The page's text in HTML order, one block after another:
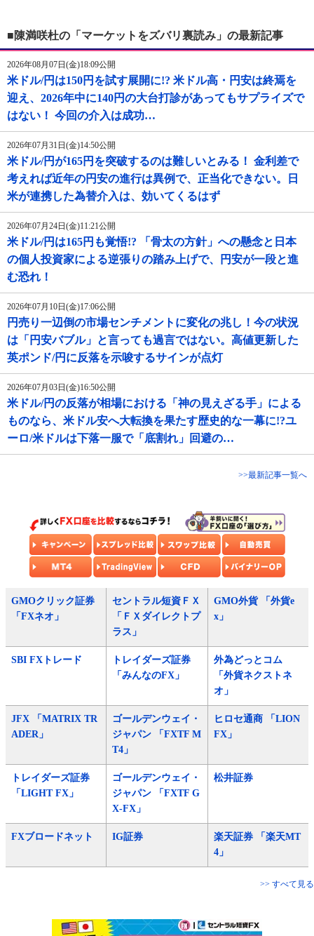
■陳満咲杜の「マーケットをズバリ裏読み」の最新記事
2026年08月07日(金)18:09公開
米ドル/円は150円を試す展開に!? 米ドル高・円安は終焉を
迎え、2026年中に140円の大台打診があってもサプライズで
はない！ 今回の介入は成功…
2026年07月31日(金)14:50公開
米ドル/円が165円を突破するのは難しいとみる！ 金利差で
考えれば近年の円安の進行は異例で、正当化できない。日
米が連携した為替介入は、効いてくるはず
2026年07月24日(金)11:21公開
米ドル/円は165円も覚悟!? 「骨太の方針」への懸念と日本
の個人投資家による逆張りの踏み上げで、円安が一段と進
む恐れ！
2026年07月10日(金)17:06公開
円売り一辺倒の市場センチメントに変化の兆し！今の状況
は「円安バブル」と言っても過言ではない。高値更新した
英ポンド/円に反落を示唆するサインが点灯
2026年07月03日(金)16:50公開
米ドル/円の反落が相場における「神の見えざる手」による
ものなら、米ドル安へ大転換を果たす歴史的な一幕に!?ユ
ーロ/米ドルは下落一服で「底割れ」回避の…
>>最新記事一覧へ
GMOクリック証券
「FXネオ」
セントラル短資ＦＸ
「ＦＸダイレクトプ
ラス」
GMO外貨 「外貨e
x」
SBI FXトレード
トレイダーズ証券
「みんなのFX」
外為どっとコム
「外貨ネクストネ
オ」
JFX 「MATRIX TR
ADER」
ゴールデンウェイ・
ジャパン 「FXTF M
T4」
ヒロセ通商 「LION
FX」
トレイダーズ証券
「LIGHT FX」
ゴールデンウェイ・
ジャパン 「FXTF G
X-FX」
松井証券
FXブロードネット IG証券
楽天証券 「楽天MT
4」
>> すべて見る